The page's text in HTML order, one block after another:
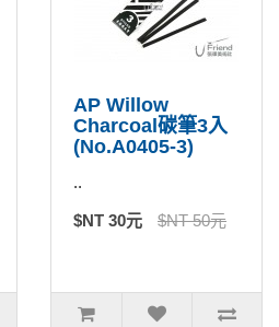
AP Willow
Charcoal碳筆3入
(No.A0405-3)
..
$NT 30元 $NT 50元